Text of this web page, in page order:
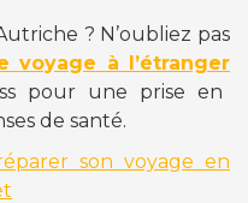
? N’oubliez pas
voyage à l’étranger
pour une prise en
de santé.
son voyage en